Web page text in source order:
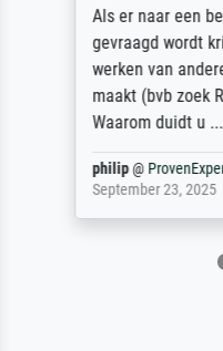
Als er naar een
gevraagd wordt
werken van
maakt (bvb zoek
Waarom duidt u ...
philip@
September 23, 2025